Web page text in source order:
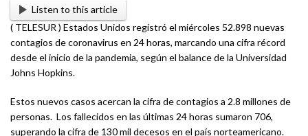
Listen to this article
( TELESUR ) Estados Unidos registró el miércoles 52.898 nuevas
contagios de coronavirus en 24 horas, marcando una cifra récord
desde el inicio de la pandemia, según el balance de la Universidad
Johns Hopkins.
Estos nuevos casos acercan la cifra de contagios a 2.8 millones de
personas. Los fallecidos en las últimas 24 horas sumaron 706,
superando la cifra de 130 mil decesos en el país norteamericano.